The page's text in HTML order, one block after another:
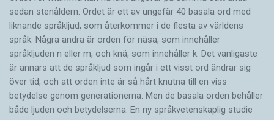
sedan stenåldern. Ordet är ett av ungefär 40 basala ord med
liknande språkljud, som återkommer i de flesta av världens
språk. Några andra är orden för näsa, som innehåller
språkljuden n eller m, och knä, som innehåller k. Det vanligaste
är annars att de språkljud som ingår i ett visst ord ändrar sig
över tid, och att orden inte är så hårt knutna till en viss
betydelse genom generationerna. Men de basala orden behåller
både ljuden och betydelserna. En ny språkvetenskaplig studie